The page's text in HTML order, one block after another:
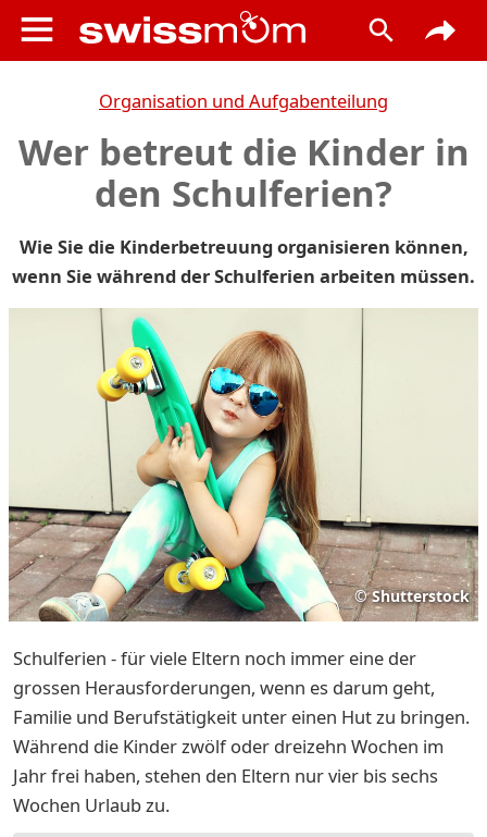
Organisation und Aufgabenteilung
Wer betreut die Kinder in
den Schulferien?
Wie Sie die Kinderbetreuung organisieren können,
wenn Sie während der Schulferien arbeiten müssen.
© Shutterstock
Schulferien - für viele Eltern noch immer eine der
grossen Herausforderungen, wenn es darum geht,
Familie und Berufstätigkeit unter einen Hut zu bringen.
Während die Kinder zwölf oder dreizehn Wochen im
Jahr frei haben, stehen den Eltern nur vier bis sechs
Wochen Urlaub zu.